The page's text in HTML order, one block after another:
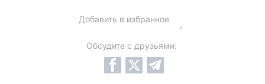
Добавить в избранное
Обсудите с друзьями: